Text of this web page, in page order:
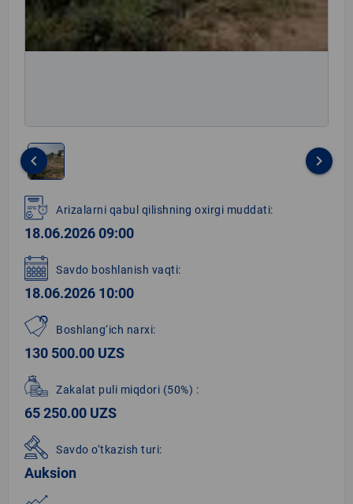
1
of
1
keyboard_arrow_left keyboard_arrow_right
Arizalarni qabul qilishning oxirgi muddati:
18.06.2026 09:00
Savdo boshlanish vaqti:
18.06.2026 10:00
Boshlang‘ich narxi:
130 500.00 UZS
Zakalat puli miqdori (50%) :
65 250.00 UZS
Savdo o‘tkazish turi:
Auksion